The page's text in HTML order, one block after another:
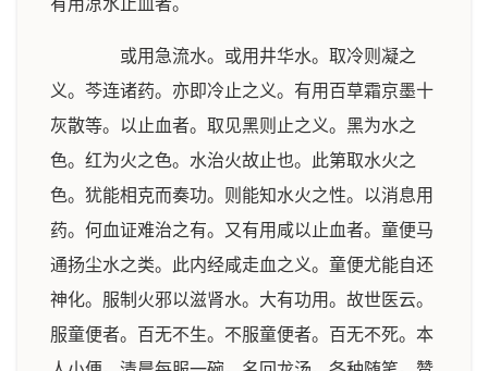
有用凉水止血者。
或用急流水。或用井华水。取冷则凝之
义。芩连诸药。亦即冷止之义。有用百草霜京墨十
灰散等。以止血者。取见黑则止之义。黑为水之
色。红为火之色。水治火故止也。此第取水火之
色。犹能相克而奏功。则能知水火之性。以消息用
药。何血证难治之有。又有用咸以止血者。童便马
通扬尘水之类。此内经咸走血之义。童便尤能自还
神化。服制火邪以滋肾水。大有功用。故世医云。
服童便者。百无不生。不服童便者。百无不死。本